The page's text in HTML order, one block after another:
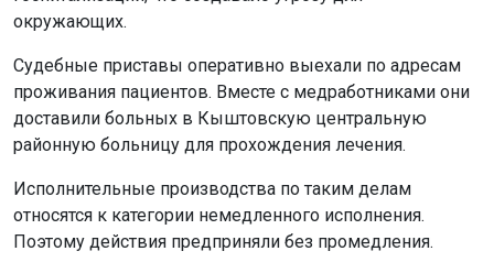
окружающих.
Судебные приставы оперативно выехали по адресам
проживания пациентов. Вместе с медработниками они
доставили больных в Кыштовскую центральную
районную больницу для прохождения лечения.
Исполнительные производства по таким делам
относятся к категории немедленного исполнения.
Поэтому действия предприняли без промедления.